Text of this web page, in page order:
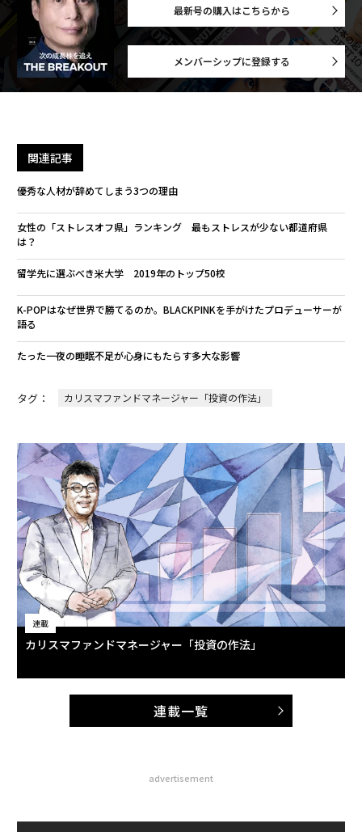
最新号の購入はこちらから
メンバーシップに登録する
関連記事
優秀な人材が辞めてしまう3つの理由
女性の「ストレスオフ県」ランキング 最もストレスが少ない都道府県
は？
留学先に選ぶべき米大学 2019年のトップ50校
K-POPはなぜ世界で勝てるのか。BLACKPINKを手がけたプロデューサーが
語る
たった一夜の睡眠不足が心身にもたらす多大な影響
タグ： カリスマファンドマネージャー「投資の作法」
連載
カリスマファンドマネージャー「投資の作法」
連載一覧
advertisement